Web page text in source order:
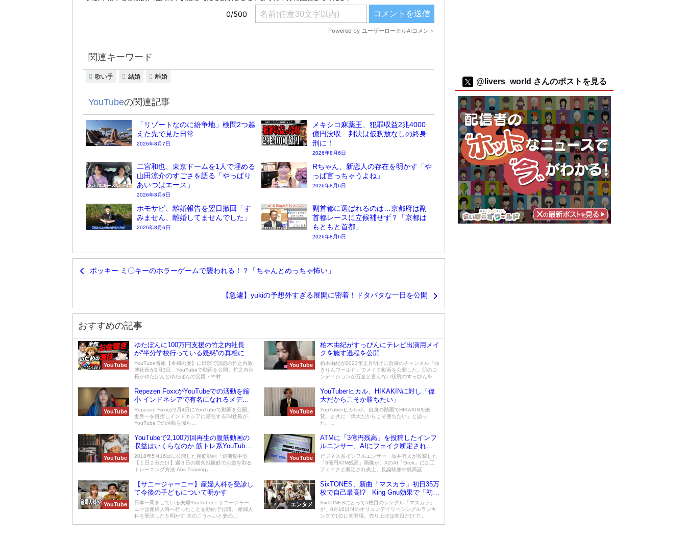
関連キーワード
歌い手 結婚 離婚
YouTubeの関連記事
「リゾートなのに紛争地」検問2つ越
えた先で見た日常
2026年8月7日
メキシコ麻薬王、犯罪収益2兆4000
億円没収 判決は仮釈放なしの終身
刑に！
2026年8月6日
二宮和也、東京ドームを1人で埋める
山田涼介のすごさを語る「やっぱり
あいつはエース」
2026年8月6日
Rちゃん、新恋人の存在を明かす「や
っぱ言っちゃうよね」
2026年8月6日
ホモサピ、離婚報告を翌日撤回「す
みません、離婚してませんでした」
2026年8月6日
副首都に選ばれるのは…京都府は副
首都レースに立候補せず？「京都は
もともと首都」
2026年8月6日
ポッキー ミ〇キーのホラーゲームで襲われる！？「ちゃんとめっちゃ怖い」
【急遽】yukiの予想外すぎる展開に密着！ドタバタな一日を公開
おすすめの記事
YouTube
ゆたぼんに100万円支援の竹之内社長
が“半分学校行っている疑惑”の真相に迫
る！
YouTube番組【令和の虎】に出演で話題の竹之内教
博社長が2月3日、YouTubeで動画を公開。竹之内社
長がゆたぼんとゆたぼんの父親・中村...
YouTube
柏木由紀がすっぴんにテレビ出演用メイ
クを施す過程を公開
柏木由紀が2023年正月明けに自身のチャンネル「ゆ
きりんワールド」でメイク動画を公開した。肌のコ
ンディションが万全と言えない状態のすっぴんを...
YouTube
Repezen FoxxがYouTubeでの活動を縮
小 インドネシアで有名になれるメディ
アを暴露
Repezen Foxxが2月4日にYouTubeで動画を公開。
世界一を目指しインドネシアに滞在するDJ社長が、
YouTubeでの活動を減ら...
YouTube
YouTuberヒカル、HIKAKINに対し「偉
大だからこそか勝ちたい」
YouTuberヒカルが、自身の動画でHIKAKINを絶
賛。と共に「偉大だからこそ勝ちたい」と語っ
た。...
YouTube
YouTubeで2,100万回再生の腹筋動画の
収益はいくらなのか 筋トレ系YouTuber
メトロンブログが明かした再生回数増加
の理由と収益金額
2018年5月16日に公開した腹筋動画『短期集中型
【１日２分だけ】週３日の耐久戦腹筋でお腹を割る
トレーニング方法 Abs Training』...
YouTube
ATMに「3億円残高」を投稿したインフ
ルエンサー、AIにフェイク断定され
Grokを提訴へ
ビジネス系インフルエンサー・坂井秀人が投稿した
「3億円ATM残高」画像が、XのAI「Grok」に加工
フェイクと断定され炎上。反論映像や残高証...
YouTube
【サニージャーニー】産婦人科を受診し
て今後の子どもについて明かす
日本一周をしている夫婦YouTuber・サニージャー
ニーは産婦人科へ行ったことを動画で公開。 産婦人
科を受診したと明かす 夫のこうへいと妻の...
エンタメ
SixTONES、新曲「マスカラ」初日35万
枚で自己最高!? King Gnu効果で「初め
てジャニーズのCD買った」の声も
SixTONESにとって5枚目のシングル「マスカラ」
が、8月10日付のオリコンデイリーシングルランキ
ングで1位に初登場。売り上げは初日だけで...
@livers_world さんのポストを見る